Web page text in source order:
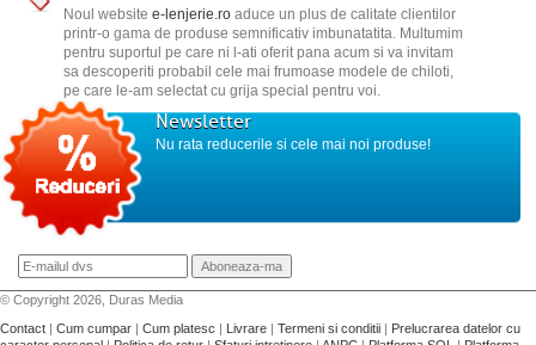
Noul website e-lenjerie.roaduce un plus de calitate clientilor
printr-o gama de produse semnificativ imbunatatita. Multumim
pentru suportul pe care ni l-ati oferit pana acum si va invitam
sa descoperiti probabil cele mai frumoase modele de chiloti,
pe care le-am selectat cu grija special pentru voi.
Newsletter
Nu rata reducerile si cele mai noi produse!
© Copyright 2026, Duras Media
Contact | Cum cumpar | Cum platesc | Livrare | Termeni si conditii | Prelucrarea datelor cu